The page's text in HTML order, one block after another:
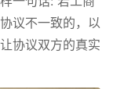
议不一致的，以
协议双方的真实